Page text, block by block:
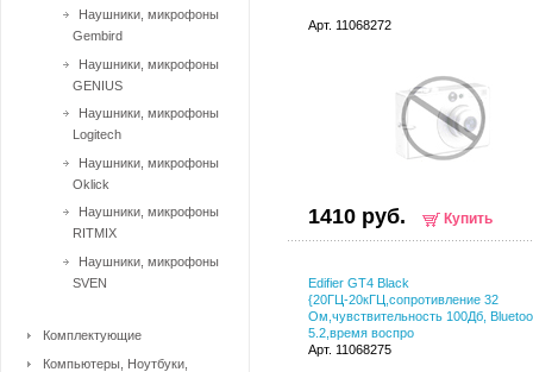
Арт. 11068272
1410 руб. Купить
Edifier GT4 Black
{20ГЦ-20кГЦ,сопротивление 32
Ом,чувствительность 100Дб,
5.2,время воспро
Арт. 11068275
Наушники, микрофоны
Gembird
Наушники, микрофоны
GENIUS
Наушники, микрофоны
Logitech
Наушники, микрофоны
Oklick
Наушники, микрофоны
RITMIX
Наушники, микрофоны
SVEN
Комплектующие
Компьютеры, Ноутбуки,